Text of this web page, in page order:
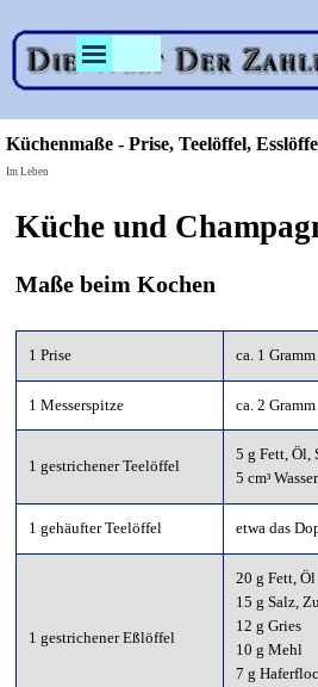
Menü überspringen
Küchenmaße - Prise, Teelöffel,
Im Leben
Küche und
Maße beim Kochen
1 Prise ca. 1 Gramm
1 Messerspitze ca. 2 Gramm
1 gestrichener Teelöffel
5 g Fett, Öl,
5 cm³ Wasser
1 gehäufter Teelöffel etwa das
1 gestrichener Eßlöffel
20 g Fett, Öl
15 g Salz,
12 g Gries
10 g Mehl
7 g